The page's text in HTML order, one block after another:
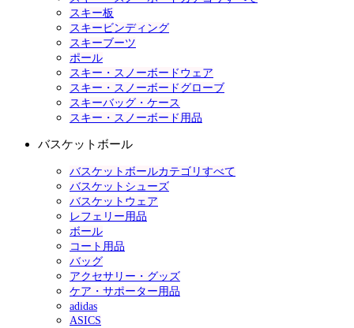
スキー板
スキービンディング
スキーブーツ
ポール
スキー・スノーボードウェア
スキー・スノーボードグローブ
スキーバッグ・ケース
スキー・スノーボード用品
バスケットボール
バスケットボールカテゴリすべて
バスケットシューズ
バスケットウェア
レフェリー用品
ボール
コート用品
バッグ
アクセサリー・グッズ
ケア・サポーター用品
adidas
ASICS